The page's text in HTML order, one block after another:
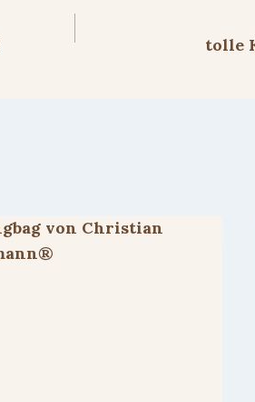
tolle